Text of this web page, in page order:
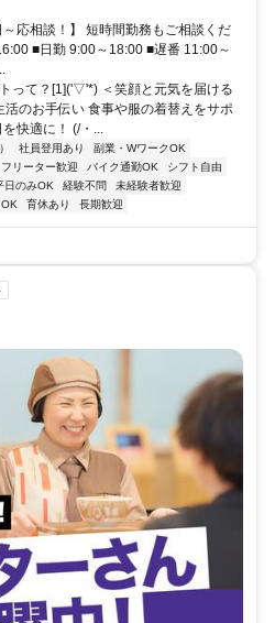
応相談！】 短時間勤務もご相談くだ
■日勤 9:00～18:00 ■遅番 11:00～
って？[1]('▽'*) ＜笑顔と元気を届ける
のお手伝い 食事や服の着替えをサポ
快適に！ (/・...
社員登用あり
副業・WワークOK
フリーター歓迎 バイク通勤OK
シフト自由
日のみOK 経験不問
未経験者歓迎
OK 育休あり 長期歓迎